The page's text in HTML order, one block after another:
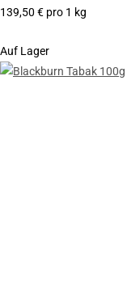
139,50 € pro 1 kg
Auf Lager